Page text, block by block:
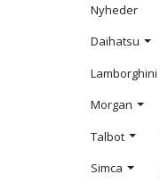
Nyheder
Daihatsu
Lamborghini
Morgan
Talbot
Simca